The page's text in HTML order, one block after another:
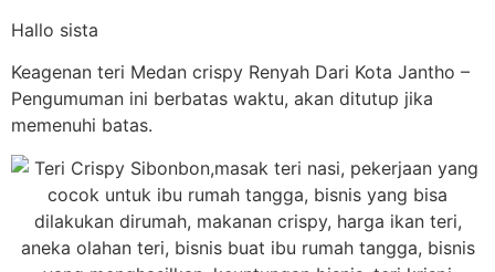
Hallo sista
Keagenan teri Medan crispy Renyah Dari Kota Jantho –
Pengumuman ini berbatas waktu, akan ditutup jika
memenuhi batas.